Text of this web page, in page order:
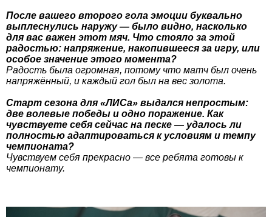
После вашего второго гола эмоции буквально
выплеснулись наружу — было видно, насколько
для вас важен этот мяч. Что стояло за этой
радостью: напряжение, накопившееся за игру, или
особое значение этого момента?
Радость была огромная, потому что матч был очень
напряжённый, и каждый гол был на вес золота.
Старт сезона для «ЛИСа» выдался непростым:
две волевые победы и одно поражение. Как
чувствуете себя сейчас на песке — удалось ли
полностью адаптироваться к условиям и темпу
чемпионата?
Чувствуем себя прекрасно — все ребята готовы к
чемпионату.